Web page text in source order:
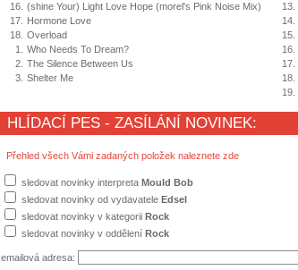
16. (shine Your) Light Love Hope (morel's Pink Noise Mix)
17.
Hormone Love
18. Overload
1.
Who Needs To Dream?
2. The Silence Between Us
3. Shelter Me
13.
14.
15.
16.
17.
18.
19.
HLÍDACÍ PES - ZASÍLÁNÍ NOVINEK:
Přehled všech Vámi zadaných položek naleznete zde
sledovat novinky interpreta Mould Bob
sledovat novinky od vydavatele Edsel
sledovat novinky v kategorii Rock
sledovat novinky v oddělení Rock
emailová adresa: